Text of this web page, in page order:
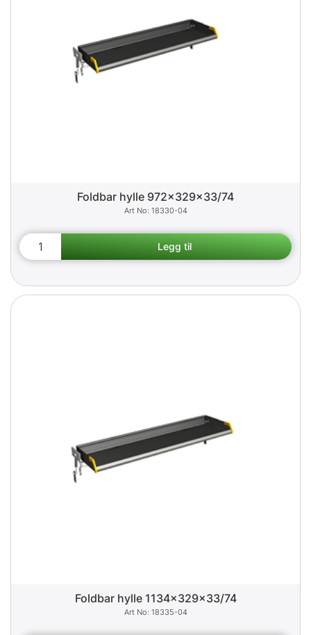
Foldbar hylle 972x329x33/74
18330-04
Foldbar hylle 1134x329x33/74
18335-04